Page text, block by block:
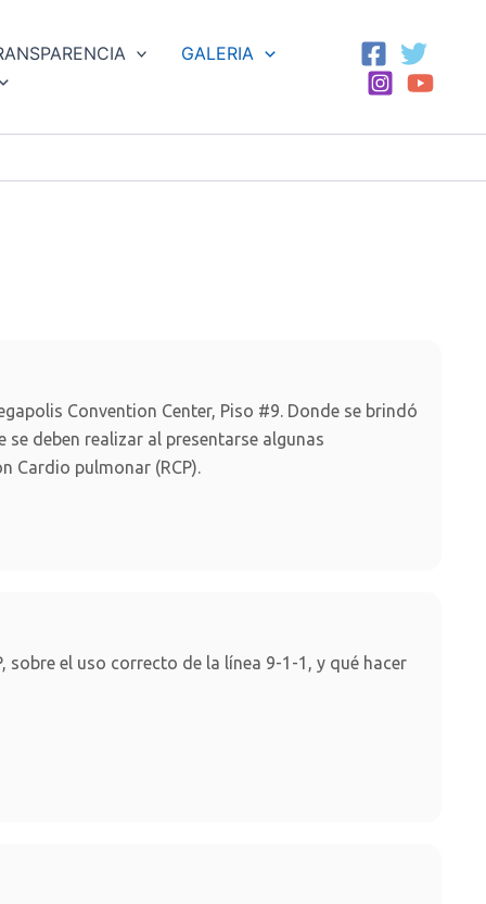
GALERIA
Convention Center, Piso #9. Donde se brindó
deben realizar al presentarse algunas
Cardio pulmonar (RCP).
el uso correcto de la línea 9-1-1, y qué hacer